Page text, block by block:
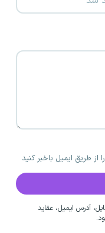
طریق ایمیل باخبر کنید
آدرس ایمیل، عقاید